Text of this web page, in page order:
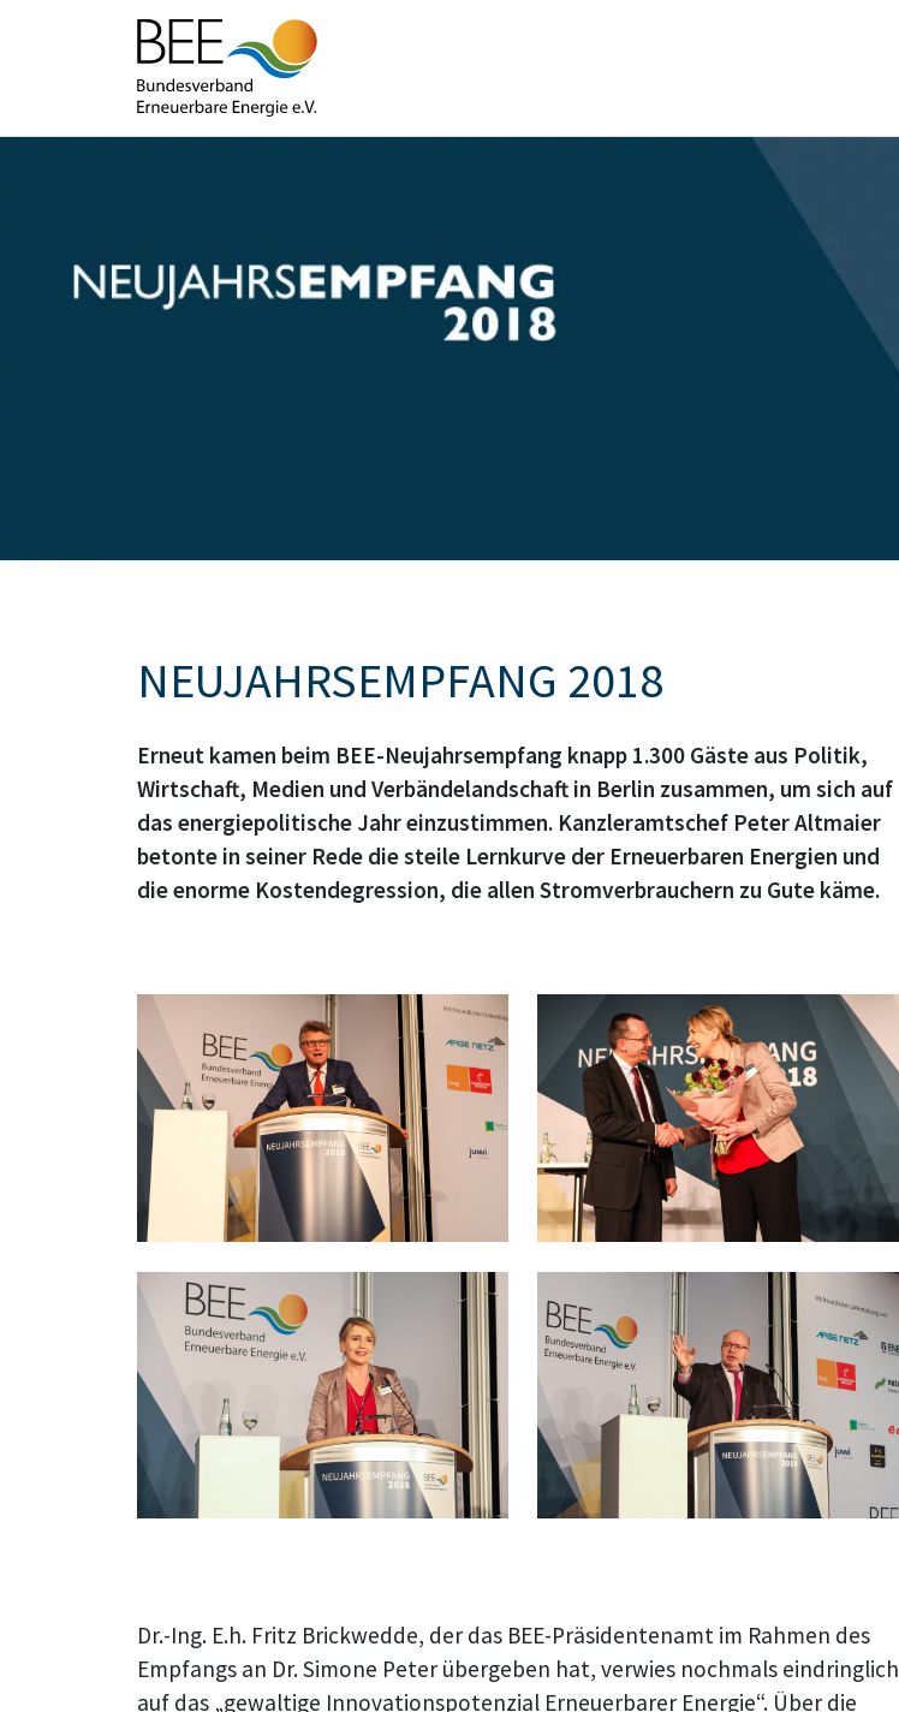
NEUJAHRSEMPFANG 2018
Erneut kamen beim BEE-Neujahrsempfang knapp 1.300 Gäste aus Politik,
Wirtschaft, Medien und Verbändelandschaft in Berlin zusammen, um sich auf
das energiepolitische Jahr einzustimmen. Kanzleramtschef Peter Altmaier
betonte in seiner Rede die steile Lernkurve der Erneuerbaren Energien und
die enorme Kostendegression, die allen Stromverbrauchern zu Gute käme.
Dr.-Ing. E.h. Fritz Brickwedde, der das BEE-Präsidentenamt im Rahmen des
Empfangs an Dr. Simone Peter übergeben hat, verwies nochmals eindringlich
auf das „gewaltige Innovationspotenzial Erneuerbarer Energie“. Über die